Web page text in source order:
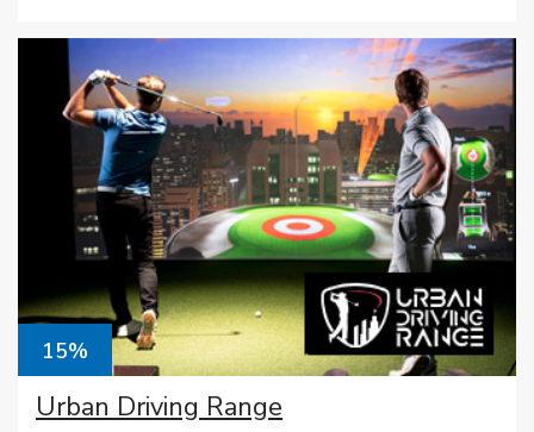
15%
Urban Driving Range